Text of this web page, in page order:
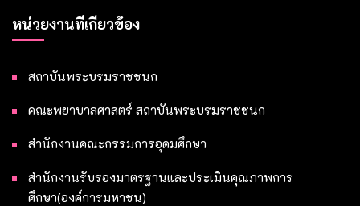
หน่วยงานที่เกี่ยวข้อง
สถาบันพระบรมราชชนก
คณะพยาบาลศาสตร์ สถาบันพระบรมราชชนก
สำนักงานคณะกรรมการอุดมศึกษา
สำนักงานรับรองมาตรฐานและประเมินคุณภาพการ
ศึกษา(องค์การมหาชน)